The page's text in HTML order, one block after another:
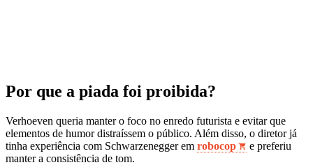
Por que a piada foi proibida?
Verhoeven queria manter o foco no enredo futurista e evitar que
elementos de humor distraíssem o público. Além disso, o diretor já
tinha experiência com Schwarzenegger em robocop
e preferiu
manter a consistência de tom.